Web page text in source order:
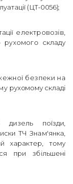
(ЦТ-0056);
електровозів,
рухомого складу
безпеки на
рухомому складі
поїзди,
ТЧ Знам'янка,
характер, тому
при збільшені